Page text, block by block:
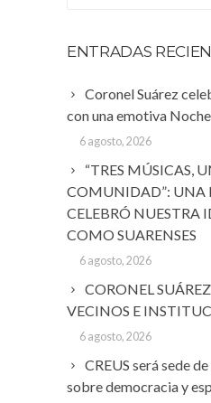
ENTRADAS
Coronel Suárez
con una emotiva
6 agosto, 2026
“TRES MÚSICAS,
COMUNIDAD”: UNA
CELEBRÓ NUESTRA
COMO SUARENSES
6 agosto, 2026
CORONEL
VECINOS E
6 agosto, 2026
CREUS será sede
sobre democracia y